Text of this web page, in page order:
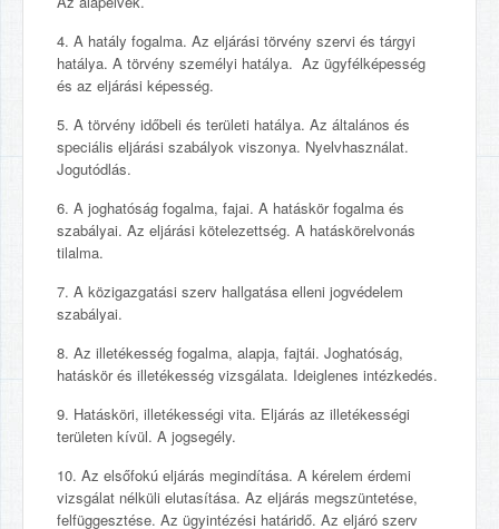
4. A hatály fogalma. Az eljárási törvény szervi és tárgyi
hatálya. A törvény személyi hatálya. Az ügyfélképesség
és az eljárási képesség.
5. A törvény időbeli és területi hatálya. Az általános és
speciális eljárási szabályok viszonya. Nyelvhasználat.
Jogutódlás.
6. A joghatóság fogalma, fajai. A hatáskör fogalma és
szabályai. Az eljárási kötelezettség. A hatáskörelvonás
tilalma.
7. A közigazgatási szerv hallgatása elleni jogvédelem
szabályai.
8. Az illetékesség fogalma, alapja, fajtái. Joghatóság,
hatáskör és illetékesség vizsgálata. Ideiglenes intézkedés.
9. Hatásköri, illetékességi vita. Eljárás az illetékességi
területen kívül. A jogsegély.
10. Az elsőfokú eljárás megindítása. A kérelem érdemi
vizsgálat nélküli elutasítása. Az eljárás megszüntetése,
felfüggesztése. Az ügyintézési határidő. Az eljáró szerv